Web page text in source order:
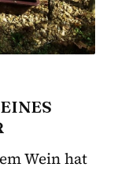
Wein hat